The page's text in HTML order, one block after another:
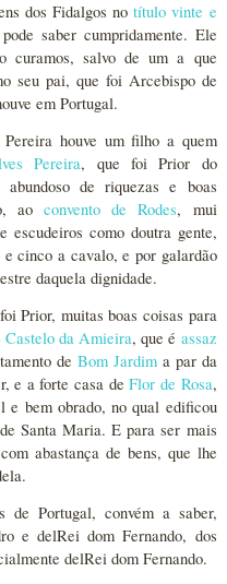
dos Fidalgos notítulo vinte e
saber cumpridamente. Ele
curamos, salvo de um a que
seu pai, que foi Arcebispo de
em Portugal.
houve um filho a quem
Pereira, que foi Prior do
de riquezas e boas
aoconvento de Rodes, mui
escudeiros como doutra gente,
cinco a cavalo, e por galardão
daquela dignidade.
Prior, muitas boas coisas para
Castelo da Amieira, que é assaz
deBom Jardim a par da
e a forte casa deFlor de Rosa,
e bem obrado, no qual edificou
Santa Maria. E para ser mais
abastança de bens, que lhe
Portugal, convém a saber,
e delRei dom Fernando, dos
delRei dom Fernando.